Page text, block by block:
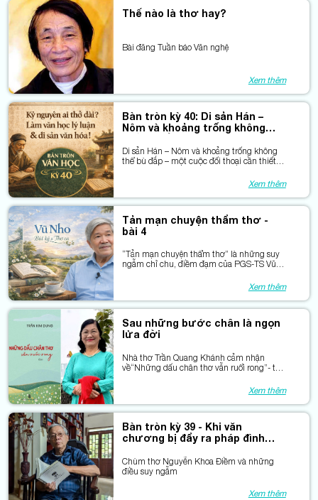
Thế nào là thơ hay?
Bài đăng Tuần báo Văn nghệ
Xem thêm
Bàn tròn kỳ 40: Di sản Hán –
Nôm và khoảng trống không
Di sản Hán – Nôm và khoảng trống không
thể bù đắp – một cuộc đối thoại cần thiết
Xem thêm
Tản mạn chuyện thẩm thơ -
bài 4
“Tản mạn chuyện thẩm thơ” là những suy
ngẫm chỉ chu, điềm đạm của PGS-TS Vũ
Xem thêm
Sau những bước chân là ngọn
lửa đời
Nhà thơ Trần Quang Khánh cảm nhận
về“Những dấu chân thơ vẫn ruổi rong”- tập
Xem thêm
Bàn tròn kỳ 39 - Khi văn
chương bị đẩy ra pháp đình
Chùm thơ Nguyễn Khoa Điềm và những
điều suy ngẫm
Xem thêm